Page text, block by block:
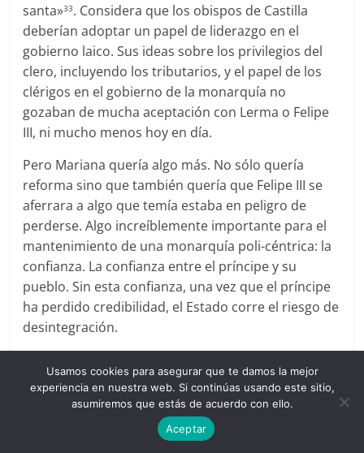
santa»33. Considera que los obispos de Castilla
deberían adoptar un papel de liderazgo en el
gobierno laico. Sus ideas sobre los privilegios del
clero, incluyendo los tributarios, y el papel de los
clérigos en el gobierno de la monarquía no
gozaban de mucha aceptación con Lerma o Felipe
III, ni mucho menos hoy en día.
Pero Mariana quería algo más. No sólo quería
reforma sino que también quería que Felipe III se
aferrara a algo que temía estaba en peligro de
perderse. Algo increíblemente importante para el
mantenimiento de una monarquía poli-céntrica: la
confianza. La confianza entre el príncipe y su
pueblo. Sin esta confianza, una vez que el príncipe
ha perdido credibilidad, el Estado corre el riesgo de
desintegración.
De rege. Maquiavelo escribióIl principe para
aconsejar y adular a príncipes. Mariana no adula,
aconseja. A diferencia de Maquiavelo, Mariana es
plenamente consciente de que la política no
Usamos cookies para asegurar que te damos la mejor
experiencia en nuestra web. Si continúas usando este sitio,
asumiremos que estás de acuerdo con ello.
Aceptar